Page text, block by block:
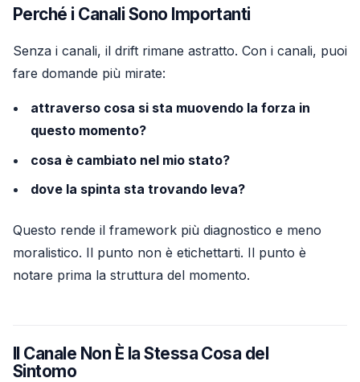
Perché i Canali Sono Importanti
Senza i canali, il drift rimane astratto. Con i canali, puoi
fare domande più mirate:
attraverso cosa si sta muovendo la forza in
questo momento?
cosa è cambiato nel mio stato?
dove la spinta sta trovando leva?
Questo rende il framework più diagnostico e meno
moralistico. Il punto non è etichettarti. Il punto è
notare prima la struttura del momento.
Il Canale Non È la Stessa Cosa del
Sintomo